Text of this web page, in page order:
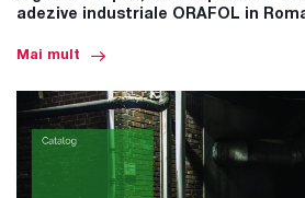
adezive industriale ORAFOL in
Mai mult